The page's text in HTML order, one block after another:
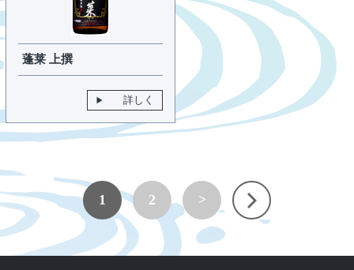
蓬莱 上撰
詳しく
1 2 >